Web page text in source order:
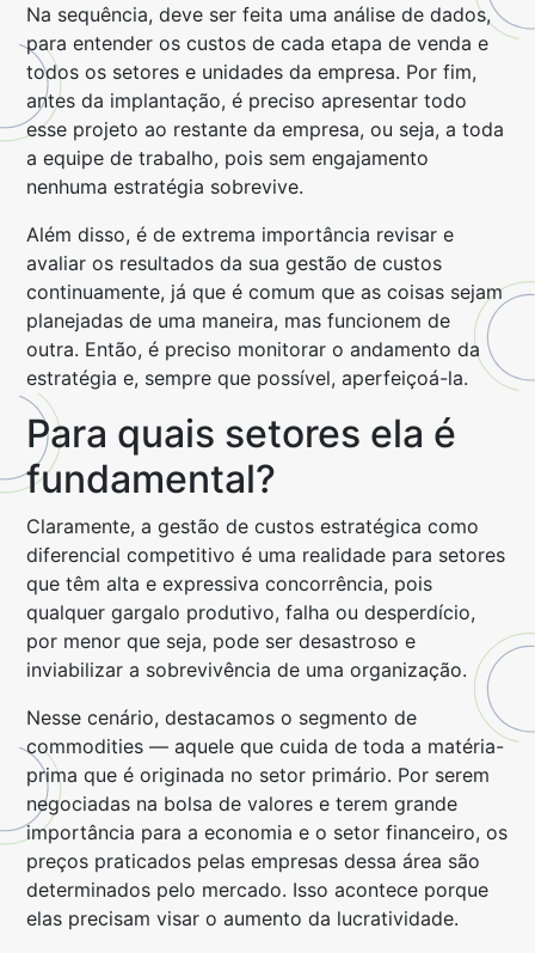
Na sequência, deve ser feita uma análise de dados,
para entender os custos de cada etapa de venda e
todos os setores e unidades da empresa. Por fim,
antes da implantação, é preciso apresentar todo
esse projeto ao restante da empresa, ou seja, a toda
a equipe de trabalho, pois sem engajamento
nenhuma estratégia sobrevive.
Além disso, é de extrema importância revisar e
avaliar os resultados da sua gestão de custos
continuamente, já que é comum que as coisas sejam
planejadas de uma maneira, mas funcionem de
outra. Então, é preciso monitorar o andamento da
estratégia e, sempre que possível, aperfeiçoá-la.
Para quais setores ela é
fundamental?
Claramente, a gestão de custos estratégica como
diferencial competitivo é uma realidade para setores
que têm alta e expressiva concorrência, pois
qualquer gargalo produtivo, falha ou desperdício,
por menor que seja, pode ser desastroso e
inviabilizar a sobrevivência de uma organização.
Nesse cenário, destacamos o segmento de
commodities — aquele que cuida de toda a matéria-
prima que é originada no setor primário. Por serem
negociadas na bolsa de valores e terem grande
importância para a economia e o setor financeiro, os
preços praticados pelas empresas dessa área são
determinados pelo mercado. Isso acontece porque
elas precisam visar o aumento da lucratividade.